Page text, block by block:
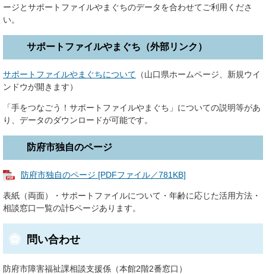
ージとサポートファイルやまぐちのデータを合わせてご利用くださ
い。
サポートファイルやまぐち（外部リンク）
サポートファイルやまぐちについて （山口県ホームページ、新規ウイ
ンドウが開きます）
「手をつなごう！サポートファイルやまぐち」についての説明等があ
り、データのダウンロードが可能です。
防府市独自のページ
防府市独自のページ [PDFファイル／781KB]
表紙（両面）・サポートファイルについて・年齢に応じた活用方法・
相談窓口一覧の計5ページあります。
問い合わせ
防府市障害福祉課相談支援係（本館2階2番窓口）